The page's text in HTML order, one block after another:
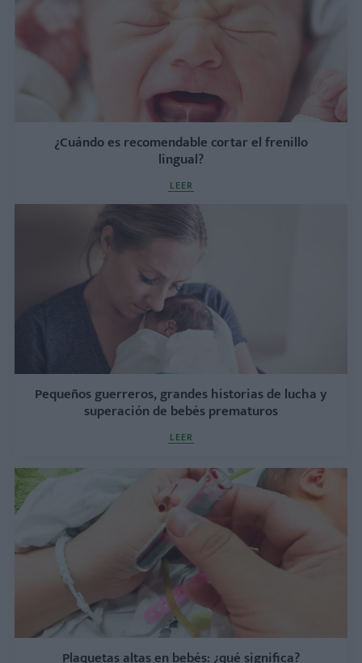
¿Cuándo es recomendable cortar el frenillo
lingual?
LEER
Pequeños guerreros, grandes historias de lucha y
superación de bebés prematuros
LEER
Plaquetas altas en bebés: ¿qué significa?